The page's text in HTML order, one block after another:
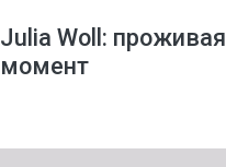
Julia Woll: проживая
момент